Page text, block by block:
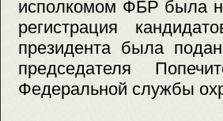
исполкомом ФБР была
регистрация
президента была
председателя
Федеральной службы